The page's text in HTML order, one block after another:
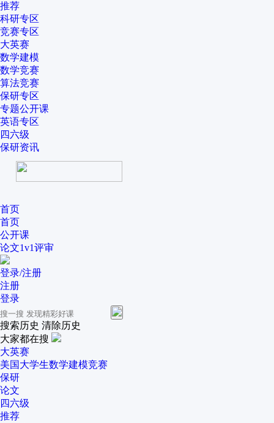
推荐
科研专区
竞赛专区
大英赛
数学建模
数学竞赛
算法竞赛
保研专区
专题公开课
英语专区
四六级
保研资讯
首页
首页
公开课
论文1v1评审
登录/注册
注册
登录
搜索历史 清除历史
大家都在搜
大英赛
美国大学生数学建模竞赛
保研
论文
四六级
推荐